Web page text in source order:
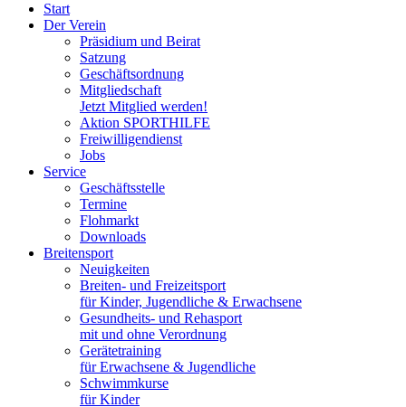
Start
Der Verein
Präsidium und Beirat
Satzung
Geschäftsordnung
Mitgliedschaft
Jetzt Mitglied werden!
Aktion SPORTHILFE
Freiwilligendienst
Jobs
Service
Geschäftsstelle
Termine
Flohmarkt
Downloads
Breitensport
Neuigkeiten
Breiten- und Freizeitsport
für Kinder, Jugendliche & Erwachsene
Gesundheits- und Rehasport
mit und ohne Verordnung
Gerätetraining
für Erwachsene & Jugendliche
Schwimmkurse
für Kinder